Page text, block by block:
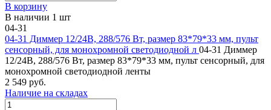
В корзину
В наличии 1 шт
04-31
04-31 Диммер 12/24В, 288/576 Вт, размер 83*79*33 мм, пульт
сенсорный, для монохромной светодиодной л 04-31 Диммер
12/24В, 288/576 Вт, размер 83*79*33 мм, пульт сенсорный, для
монохромной светодиодной ленты
2 549 руб.
Наличие на складах